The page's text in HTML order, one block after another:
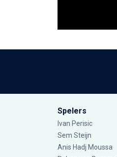
Spelers
Ivan Perisic
Sem Steijn
Anis Hadj Moussa